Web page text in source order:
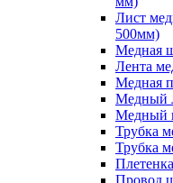
Лист
500мм)
Медная
Лента
Медная
Медный
Медный
Трубка
Трубка
Провод